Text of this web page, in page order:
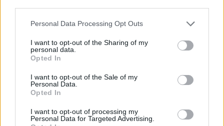
Please note that this website/app uses one or more Google
not limited to your visit or usage behaviour. You may click to
grant or deny consent to Google and its third-party tags to
use your data for below specified purposes in below Google
consent section.
Personal Data Processing Opt Outs
I want to opt-out of the Sharing of my
personal data.
Opted In
I want to opt-out of the Sale of my
Personal Data.
Opted In
I want to opt-out of processing my
Personal Data for Targeted Advertising.
mercado.
Puntos a buen precio: cinco centrocampistas en
forma
¿Buenas puntuaciones sin
marcar? Eso es lo que busca todo
centrocampistas están en forma y
han puntuado bien en las últimas